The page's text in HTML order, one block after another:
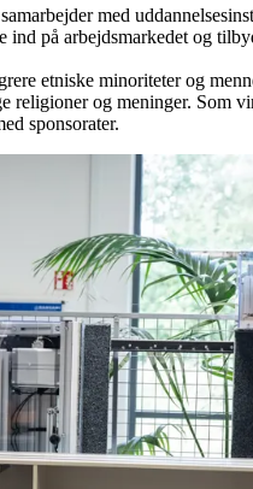
med
ind på arbejdsmarkedet og
etniske minoriteter og
religioner og meninger. Som
sponsorater.